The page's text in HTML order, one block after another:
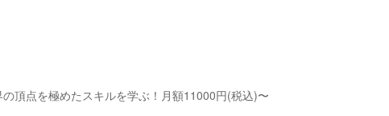
点を極めたスキルを学ぶ！月額11000円(税込)〜